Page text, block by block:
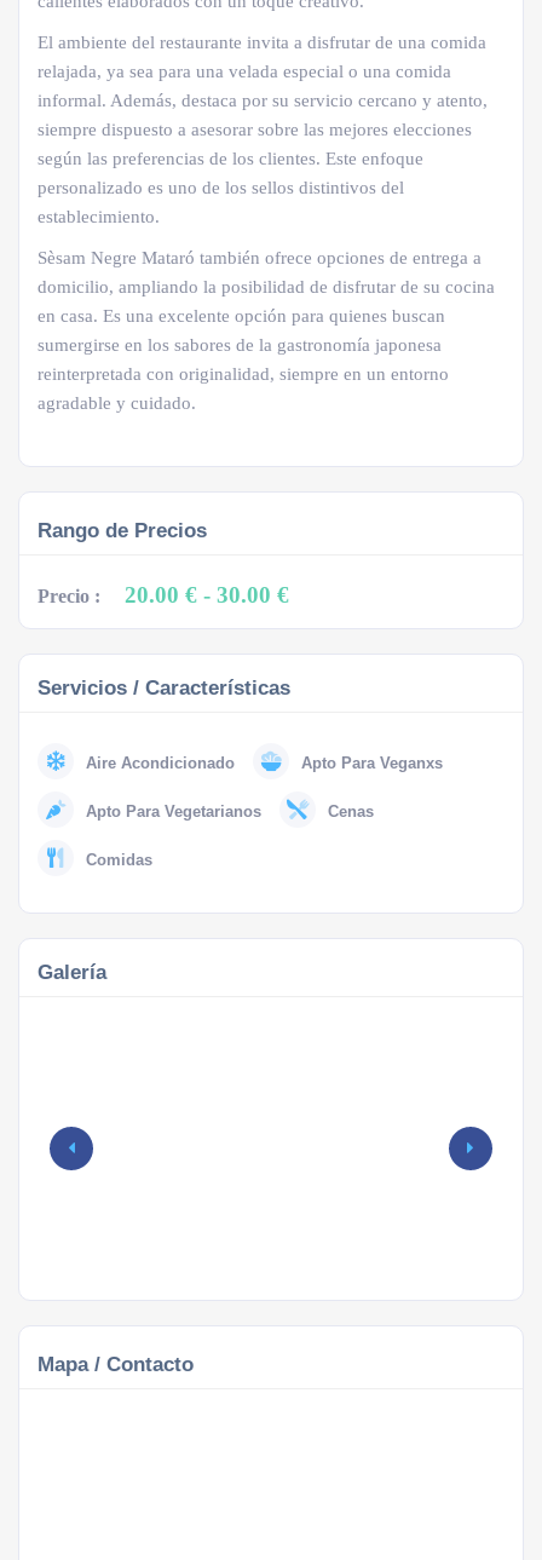
El ambiente del restaurante invita a disfrutar de una comida
relajada, ya sea para una velada especial o una comida
informal. Además, destaca por su servicio cercano y atento,
siempre dispuesto a asesorar sobre las mejores elecciones
según las preferencias de los clientes. Este enfoque
personalizado es uno de los sellos distintivos del
establecimiento.
Sèsam Negre Mataró también ofrece opciones de entrega a
domicilio, ampliando la posibilidad de disfrutar de su cocina
en casa. Es una excelente opción para quienes buscan
sumergirse en los sabores de la gastronomía japonesa
reinterpretada con originalidad, siempre en un entorno
agradable y cuidado.
Rango de Precios
Precio : 20.00 € - 30.00 €
Servicios / Características
Aire Acondicionado Apto Para Veganxs
Apto Para Vegetarianos Cenas
Comidas
Galería
Mapa / Contacto